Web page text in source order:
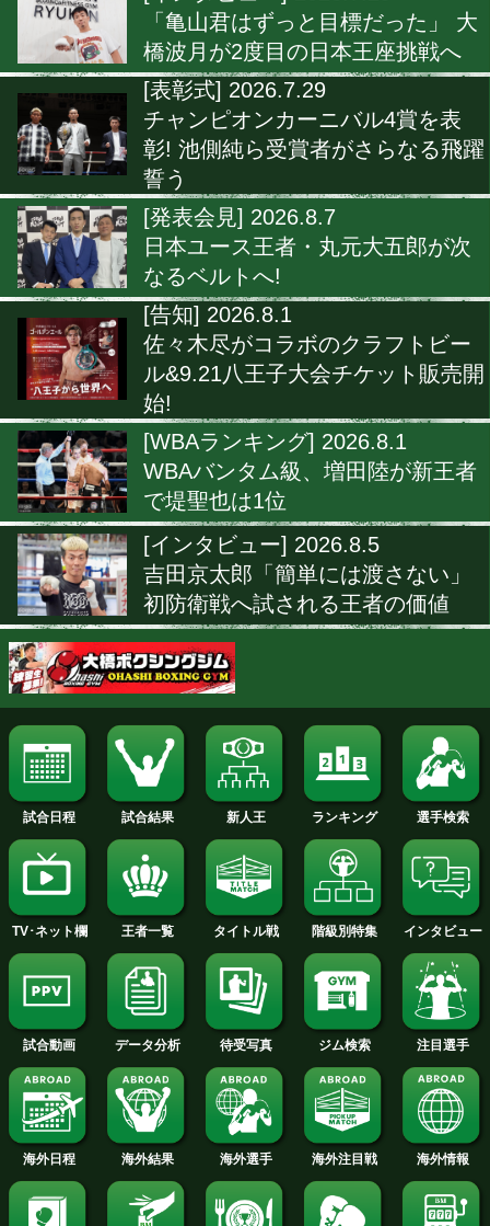
新着 KO KiNG ダイエット
「逃げたとは言われたくない」 宇津
秀が指名戦で証明する王者の価値
[インタビュー] 2026.7.30